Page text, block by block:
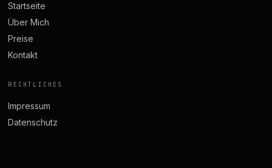
Startseite
Über Mich
Preise
Kontakt
RECHTLICHES
Impressum
Datenschutz